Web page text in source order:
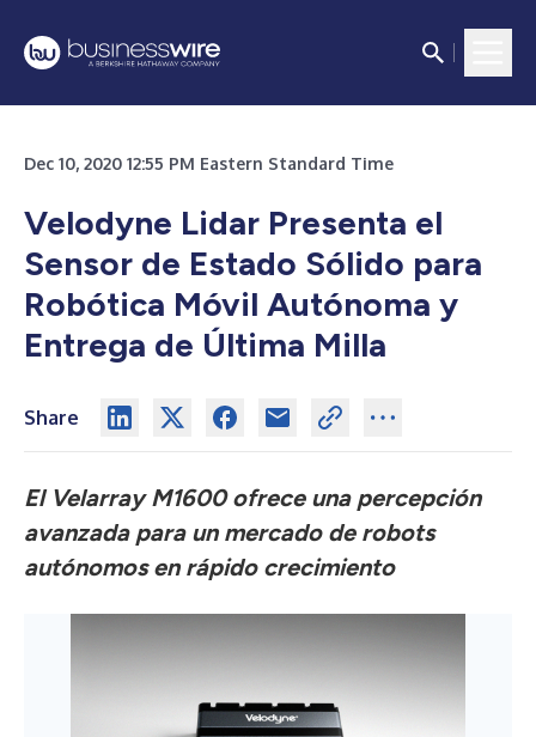
Dec 10, 2020 12:55 PM Eastern Standard Time
Velodyne Lidar Presenta el
Sensor de Estado Sólido para
Robótica Móvil Autónoma y
Entrega de Última Milla
Share
El Velarray M1600 ofrece una percepción
avanzada para un mercado de robots
autónomos en rápido crecimiento